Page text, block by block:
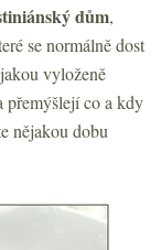
dům,
se normálně dost
vyloženě
přemýšlejí co a kdy
nějakou dobu